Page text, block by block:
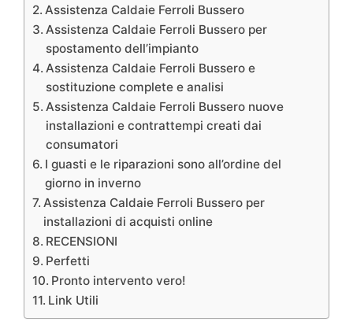
Assistenza Caldaie Ferroli Bussero
Assistenza Caldaie Ferroli Bussero per
spostamento dell’impianto
Assistenza Caldaie Ferroli Bussero e
sostituzione complete e analisi
Assistenza Caldaie Ferroli Bussero nuove
installazioni e contrattempi creati dai
consumatori
I guasti e le riparazioni sono all’ordine del
giorno in inverno
Assistenza Caldaie Ferroli Bussero per
installazioni di acquisti online
RECENSIONI
Perfetti
Pronto intervento vero!
Link Utili